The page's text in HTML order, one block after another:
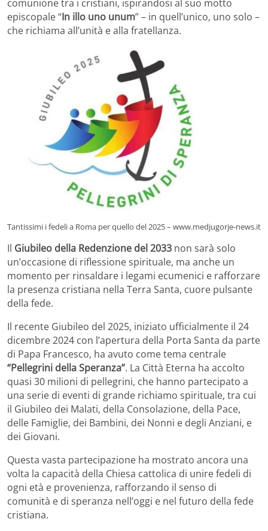
comunione tra i cristiani, ispirandosi al suo motto
episcopale “In illo uno unum” – in quell’unico, uno solo –
che richiama all’unità e alla fratellanza.
Tantissimi i fedeli a Roma per quello del 2025 – www.medjugorje-news.it
Il Giubileo della Redenzione del 2033 non sarà solo
un’occasione di riflessione spirituale, ma anche un
momento per rinsaldare i legami ecumenici e rafforzare
la presenza cristiana nella Terra Santa, cuore pulsante
della fede.
Il recente Giubileo del 2025, iniziato ufficialmente il 24
dicembre 2024 con l’apertura della Porta Santa da parte
di Papa Francesco, ha avuto come tema centrale
“Pellegrini della Speranza”. La Città Eterna ha accolto
quasi 30 milioni di pellegrini, che hanno partecipato a
una serie di eventi di grande richiamo spirituale, tra cui
il Giubileo dei Malati, della Consolazione, della Pace,
delle Famiglie, dei Bambini, dei Nonni e degli Anziani, e
dei Giovani.
Questa vasta partecipazione ha mostrato ancora una
volta la capacità della Chiesa cattolica di unire fedeli di
ogni età e provenienza, rafforzando il senso di
comunità e di speranza nell’oggi e nel futuro della fede
cristiana.